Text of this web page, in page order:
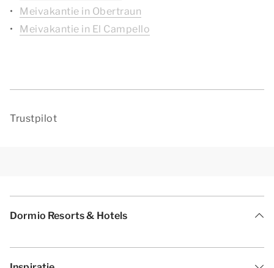
Meivakantie in Obertraun
Meivakantie in El Campello
Trustpilot
Dormio Resorts & Hotels